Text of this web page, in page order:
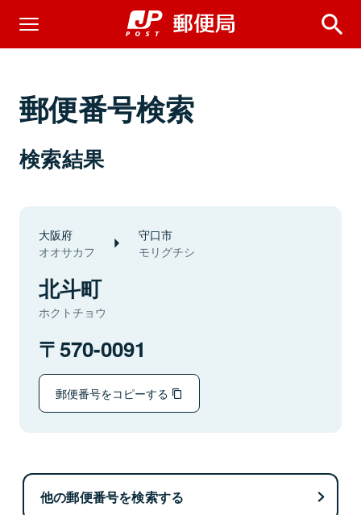
郵便番号検索
検索結果
大阪府
オオサカフ
守口市
モリグチシ
北斗町
ホクトチョウ
570-0091
郵便番号をコピーする
他の郵便番号を検索する